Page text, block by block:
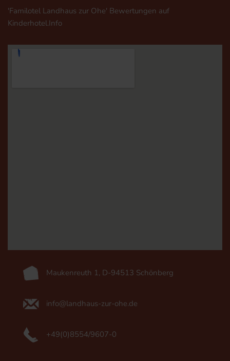
'Familotel Landhaus zur Ohe' Bewertungen auf
Kinderhotel.Info
Maukenreuth 1, D-94513 Schönberg
info@landhaus-zur-ohe.de
+49(0)8554/9607-0